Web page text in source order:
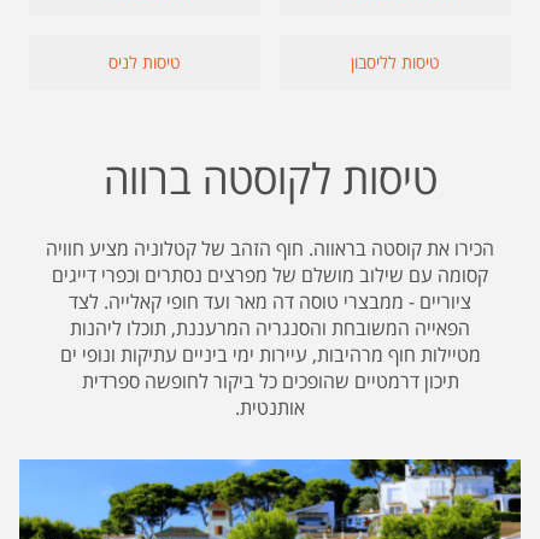
טיסות לליסבון טיסות לניס
טיסות לקוסטה ברווה
הכירו את קוסטה בראווה. חוף הזהב של קטלוניה מציע חוויה
קסומה עם שילוב מושלם של מפרצים נסתרים וכפרי דייגים
ציוריים - ממבצרי טוסה דה מאר ועד חופי קאלייה. לצד
הפאייה המשובחת והסנגריה המרעננת, תוכלו ליהנות
מטיילות חוף מרהיבות, עיירות ימי ביניים עתיקות ונופי ים
תיכון דרמטיים שהופכים כל ביקור לחופשה ספרדית
אותנטית.